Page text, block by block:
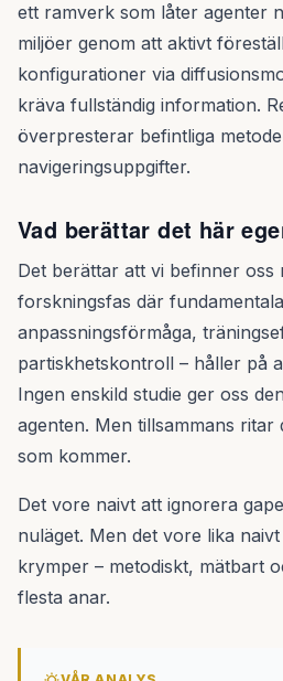
ett ramverk som låter agenter
miljöer genom att aktivt
konfigurationer via
kräva fullständig information.
överpresterar befintliga
navigeringsuppgifter.
Vad berättar det här
Det berättar att vi befinner oss
forskningsfas där
anpassningsförmåga,
partiskhetskontroll – håller på
Ingen enskild studie ger oss
agenten. Men tillsammans
som kommer.
Det vore naivt att ignorera
nuläget. Men det vore lika
krymper – metodiskt, mätbart
flesta anar.